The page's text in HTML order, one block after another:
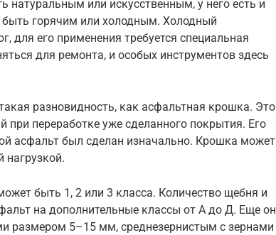
натуральным или искусственным, у него есть и
горячим или холодным. Холодный
для его применения требуется специальная
для ремонта, и особых инструментов здесь
разновидность, как асфальтная крошка. Это
переработке уже сделанного покрытия. Его
асфальт был сделан изначально. Крошка может
нагрузкой.
быть 1, 2 или 3 класса. Количество щебня и
на дополнительные классы от А до Д. Еще он
размером 5–15 мм, среднезернистым с зернами